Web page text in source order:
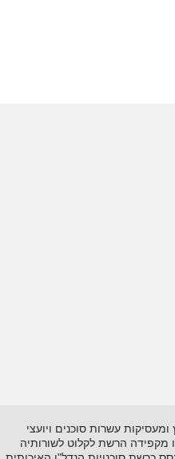
מונה הרשתלמעלה מ- 15 סוכנויות הפרושות ברחבי הארץ ומעסיקות עשרות סוכנים ויועצי
מקפידה הרשת לקלוט לשורותיה